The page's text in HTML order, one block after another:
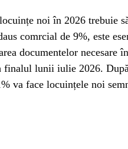
noi în 2026 trebuie
comrcial de 9%, este
documentelor necesare
finalul lunii iulie 2026.
va face locuințele noi